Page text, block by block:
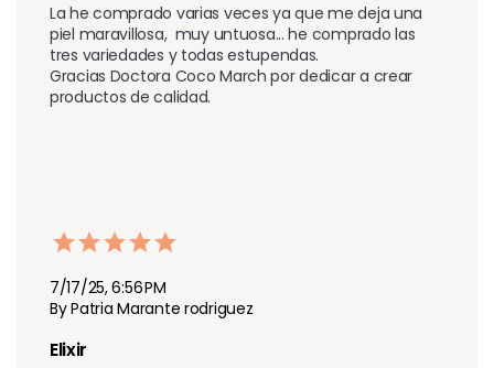
La he comprado varias veces ya que me deja una
piel maravillosa,  muy untuosa... he comprado las
tres variedades y todas estupendas.
Gracias Doctora Coco March por dedicar a crear
productos de calidad.
7/17/25, 6:56 PM
By Patria Marante rodriguez
Elixir